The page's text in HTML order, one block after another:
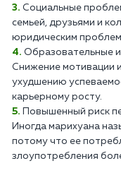
Социальные
семьей, друзьями и
юридическим
Образовательные
Снижение мотивации
ухудшению
карьерному росту.
Повышенный риск
Иногда марихуана
потому что ее
злоупотребления